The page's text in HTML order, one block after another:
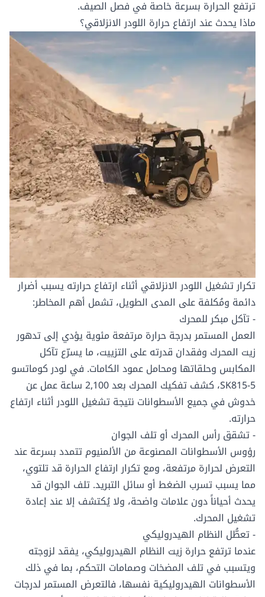
ترتفع الحرارة بسرعة خاصة في فصل الصيف.
ماذا يحدث عند ارتفاع حرارة اللودر الانزلاقي؟
تكرار تشغيل اللودر الانزلاقي أثناء ارتفاع حرارته يسبب أضرار
دائمة ومُكلفة على المدى الطويل، تشمل أهم المخاطر:
- تآكل مبكر للمحرك
العمل المستمر بدرجة حرارة مرتفعة مئوية يؤدي إلى تدهور
زيت المحرك وفقدان قدرته على التزييت، ما يسرّع تآكل
المكابس وحلقاتها ومحامل عمود الكامات. في لودر كوماتسو
SK815-5، كشف تفكيك المحرك بعد 2,100 ساعة عمل عن
خدوش في جميع الأسطوانات نتيجة تشغيل اللودر أثناء ارتفاع
حرارته.
- تشقق رأس المحرك أو تلف الجوان
رؤوس الأسطوانات المصنوعة من الألمنيوم تتمدد بسرعة عند
التعرض لحرارة مرتفعة، ومع تكرار ارتفاع الحرارة قد تلتوي،
مما يسبب تسرب الضغط أو سائل التبريد. تلف الجوان قد
يحدث أحياناً دون علامات واضحة، ولا يُكتشف إلا عند إعادة
تشغيل المحرك.
- تعطُّل النظام الهيدروليكي
عندما ترتفع حرارة زيت النظام الهيدروليكي، يفقد لزوجته
ويتسبب في تلف المضخات وصمامات التحكم، بما في ذلك
الأسطوانات الهيدروليكية نفسها، فالتعرض المستمر لدرجات